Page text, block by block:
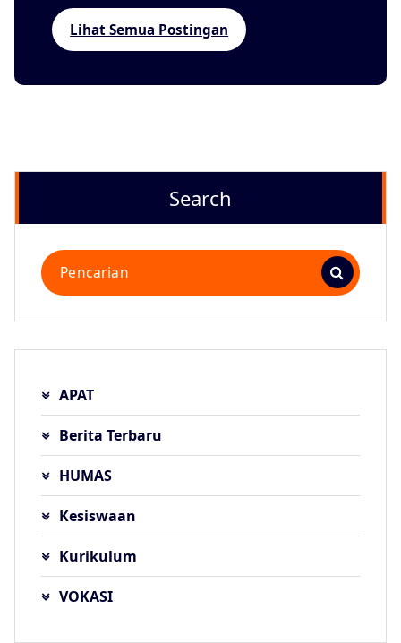
Lihat Semua Postingan
Search
Pencarian
untuk:
APAT
Berita Terbaru
HUMAS
Kesiswaan
Kurikulum
VOKASI